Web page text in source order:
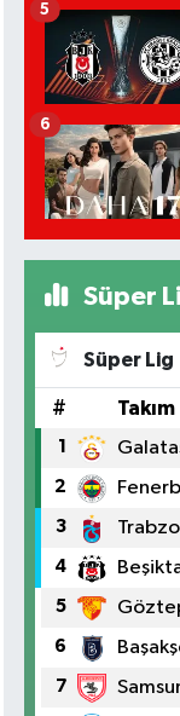
5
6
Süper
Süper Lig
# Takım
1
2
3
4
5
6
7